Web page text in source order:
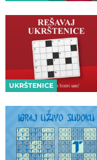
UKRŠTENICE